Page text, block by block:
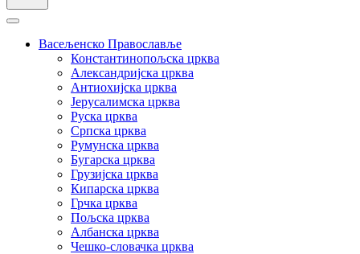
Васељенско Православље
Константинопољска црква
Александријска црква
Антиохијска црква
Јерусалимска црква
Руска црква
Српска црква
Румунска црква
Бугарска црква
Грузијска црква
Кипарска црква
Грчка црква
Пољска црква
Албанска црква
Чешко-словачка црква